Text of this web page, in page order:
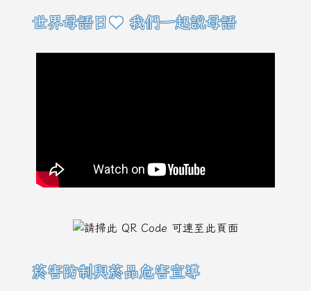
右邊區域內容
世界母語日♥ 我們一起說母語
菸害防制與菸品危害宣導